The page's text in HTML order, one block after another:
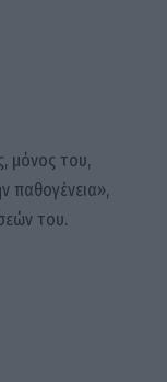
μόνος του,
παθογένεια»,
του.